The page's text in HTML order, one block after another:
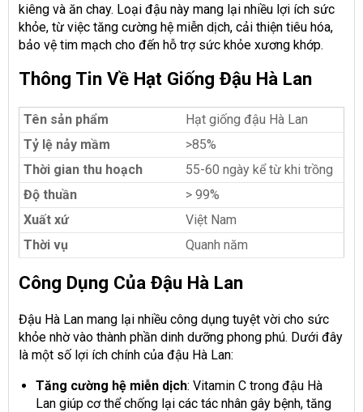
kiêng và ăn chay. Loại đậu này mang lại nhiều lợi ích sức
khỏe, từ việc tăng cường hệ miễn dịch, cải thiện tiêu hóa,
bảo vệ tim mạch cho đến hỗ trợ sức khỏe xương khớp.
Thông Tin Về Hạt Giống Đậu Hà Lan
Tên sản phẩm
Hạt giống đậu Hà Lan
Tỷ lệ nảy mầm
>85%
Thời gian thu hoạch
55-60 ngày kể từ khi trồng
Độ thuần
> 99%
Xuất xứ
Việt Nam
Thời vụ
Quanh năm
Công Dụng Của Đậu Hà Lan
Đậu Hà Lan mang lại nhiều công dụng tuyệt vời cho sức
khỏe nhờ vào thành phần dinh dưỡng phong phú. Dưới đây
là một số lợi ích chính của đậu Hà Lan:
Tăng cường hệ miễn dịch: Vitamin C trong đậu Hà
Lan giúp cơ thể chống lại các tác nhân gây bệnh, tăng